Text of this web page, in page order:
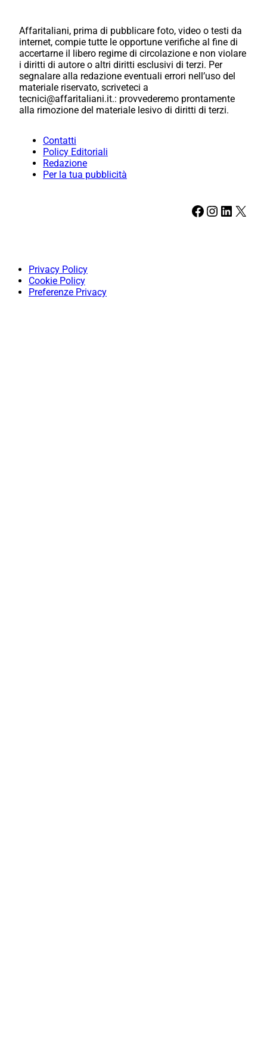
Affaritaliani, prima di pubblicare foto, video o testi da
internet, compie tutte le opportune verifiche al fine di
accertarne il libero regime di circolazione e non violare
i diritti di autore o altri diritti esclusivi di terzi. Per
segnalare alla redazione eventuali errori nell’uso del
materiale riservato, scriveteci a
tecnici@affaritaliani.it.: provvederemo prontamente
alla rimozione del materiale lesivo di diritti di terzi.
Contatti
Policy Editoriali
Redazione
Per la tua pubblicità
Facebook Instagram LinkedIn X
Privacy Policy
Cookie Policy
Preferenze Privacy